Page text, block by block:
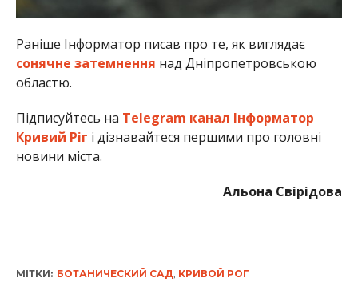
Раніше Інформатор писав про те, як виглядає
сонячне затемнення над Дніпропетровською
областю.
Підписуйтесь на Telegram канал Інформатор
Кривий Ріг і дізнавайтеся першими про головні
новини міста.
Альона Свірідова
МІТКИ: БОТАНИЧЕСКИЙ САД, КРИВОЙ РОГ